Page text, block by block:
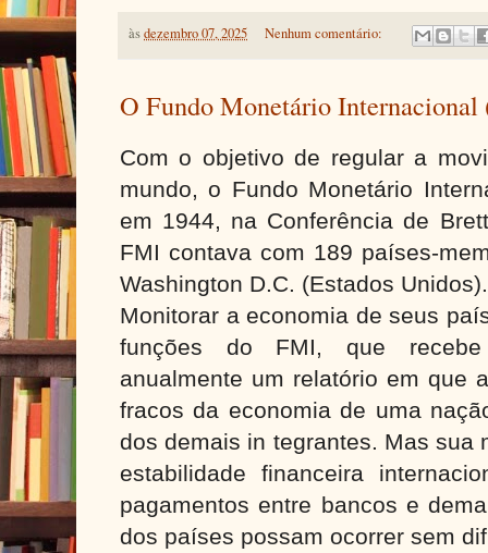
àsdezembro 07, 2025 Nenhum comentário:
O Fundo Monetário
Com o objetivo de regular a
mundo, o Fundo Monetário
em 1944, na Conferência de
FMI contava com 189 países-
Washington D.C. (Estados Unidos).
Monitorar a economia de seus
funções do FMI, que
anualmente um relatório em que
fracos da economia de uma
dos demais in tegrantes. Mas sua
estabilidade financeira
pagamentos entre bancos e
dos países possam ocorrer sem